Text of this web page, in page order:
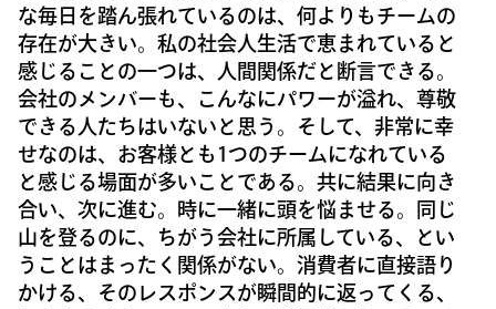
な毎日を踏ん張れているのは、何よりもチームの
存在が大きい。私の社会人生活で恵まれていると
感じることの一つは、人間関係だと断言できる。
会社のメンバーも、こんなにパワーが溢れ、尊敬
できる人たちはいないと思う。そして、非常に幸
せなのは、お客様とも1つのチームになれている
と感じる場面が多いことである。共に結果に向き
合い、次に進む。時に一緒に頭を悩ませる。同じ
山を登るのに、ちがう会社に所属している、とい
うことはまったく関係がない。消費者に直接語り
かける、そのレスポンスが瞬間的に返ってくる、